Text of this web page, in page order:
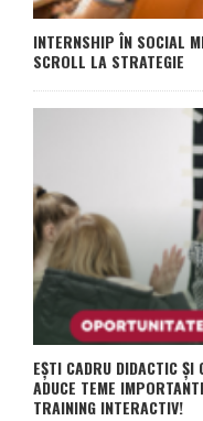
INTERNSHIP ÎN SOCIAL
SCROLL LA STRATEGIE
EȘTI CADRU DIDACTIC ȘI
ADUCE TEME
TRAINING INTERACTIV!